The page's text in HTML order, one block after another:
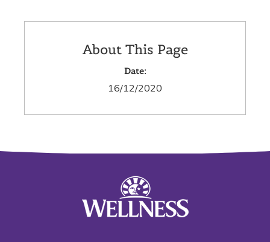
About This Page
Date:
16/12/2020